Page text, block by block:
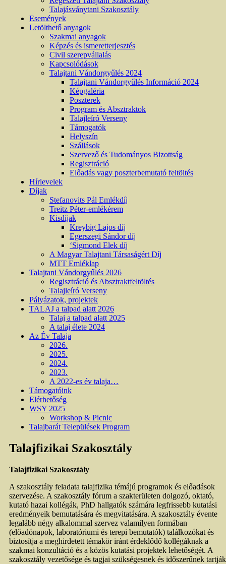
Talajásványtani Szakosztály
Események
Letölthető anyagok
Szakmai anyagok
Képzés és ismeretterjesztés
Civil szerepvállalás
Kapcsolódások
Talajtani Vándorgyűlés 2024
Talajtani Vándorgyűlés Információ 2024
Képgaléria
Poszterek
Program és Absztraktok
Talajleíró Verseny
Támogatók
Helyszín
Szállások
Szervező és Tudományos Bizottság
Regisztráció
Előadás vagy poszterbemutató feltöltés
Hírlevelek
Díjak
Stefanovits Pál Emlékdíj
Treitz Péter-emlékérem
Kisdíjak
Kreybig Lajos díj
Egerszegi Sándor díj
‘Sigmond Elek díj
A Magyar Talajtani Társaságért Díj
MTT Emléklap
Talajtani Vándorgyűlés 2026
Regisztráció és Absztraktfeltöltés
Talajleíró Verseny
Pályázatok, projektek
TALAJ a talpad alatt 2026
Talaj a talpad alatt 2025
A talaj élete 2024
Az Év Talaja
2026.
2025.
2024.
2023.
A 2022-es év talaja…
Támogatóink
Elérhetőség
WSY 2025
Workshop & Picnic
Talajbarát Települések Program
Talajfizikai Szakosztály
Talajfizikai Szakosztály
A szakosztály feladata talajfizika témájú programok és előadások
szervezése. A szakosztály fórum a szakterületen dolgozó, oktató,
kutató hazai kollégák, PhD hallgatók számára legfrissebb kutatási
eredményeik bemutatására és megvitatására. A szakosztály évente
legalább négy alkalommal szervez valamilyen formában
(előadónapok, laboratóriumi és terepi bemutatók) találkozókat és
biztosítja a meghirdetett témakör iránt érdeklődő kollégáknak a
szakmai konzultáció és a közös kutatási projektek lehetőségét. A
szakosztály vezetősége és tagjai szükségesnek és időszerűnek tartják